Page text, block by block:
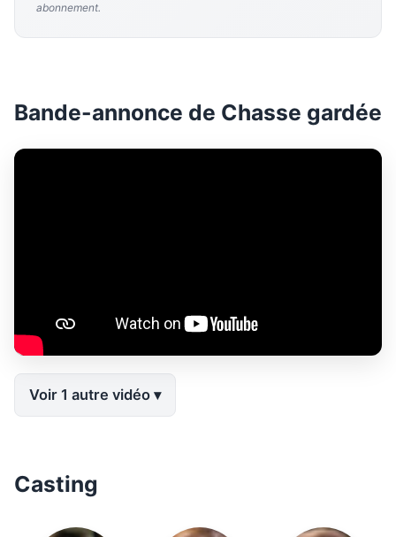
abonnement.
Bande-annonce de Chasse gardée
Voir 1 autre vidéo
Casting